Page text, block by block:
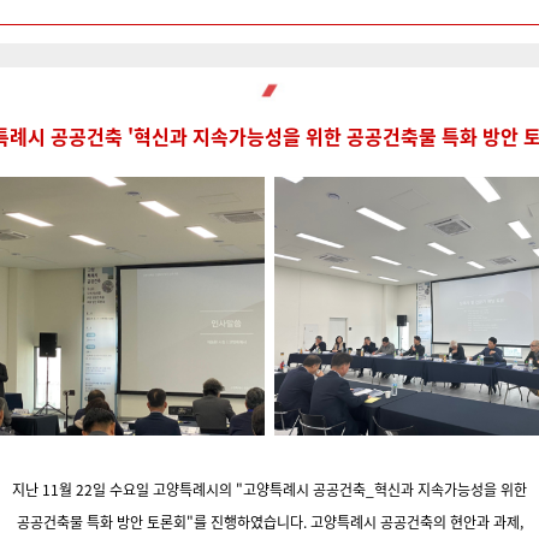
례시 공공건축 '혁신과 지속가능성을 위한 공공건축물 특화 방안
지난 11월 22일 수요일 고양특례시의 "고양특례시 공공건축_혁신과 지속가능성을 위한
공공건축물 특화 방안 토론회"를 진행하였습니다.고양특례시 공공건축의 현안과 과제,